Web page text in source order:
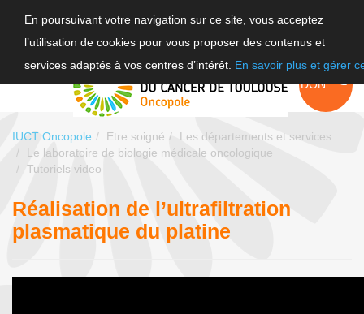
En poursuivant votre navigation sur ce site, vous acceptez
l’utilisation de cookies pour vous proposer des contenus et
services adaptés à vos centres d’intérêt. En savoir plus et gérerEN
FAIRE UN
DON
IUCT Oncopole Etre soigné
Les départements et services
Le laboratoire de biologie médicale oncologique
Tutoriels video
Réalisation de l’ultrafiltration
plasmatique du platine